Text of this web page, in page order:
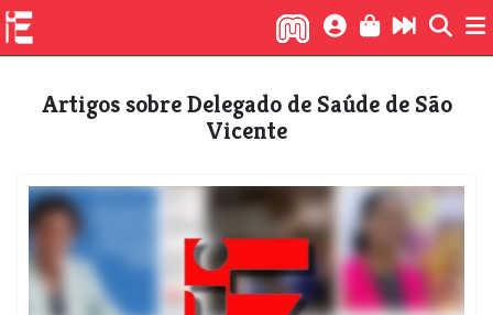
Artigos sobre Delegado de Saúde de São
Vicente